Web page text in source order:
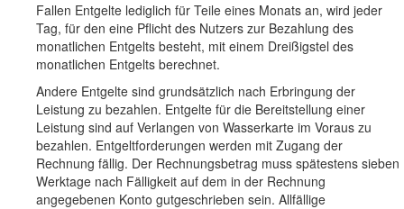
Fallen Entgelte lediglich für Teile eines Monats an, wird jeder
Tag, für den eine Pflicht des Nutzers zur Bezahlung des
monatlichen Entgelts besteht, mit einem Dreißigstel des
monatlichen Entgelts berechnet.
Andere Entgelte sind grundsätzlich nach Erbringung der
Leistung zu bezahlen. Entgelte für die Bereitstellung einer
Leistung sind auf Verlangen von Wasserkarte im Voraus zu
bezahlen. Entgeltforderungen werden mit Zugang der
Rechnung fällig. Der Rechnungsbetrag muss spätestens sieben
Werktage nach Fälligkeit auf dem in der Rechnung
angegebenen Konto gutgeschrieben sein. Allfällige